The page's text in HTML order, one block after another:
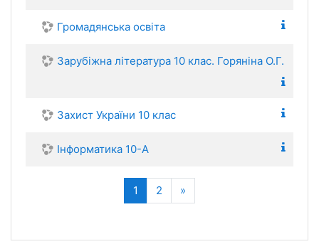
Громадянська освіта
Зарубіжна література 10 клас. Горяніна О.Г.
Захист України 10 клас
Інформатика 10-А
1 (поточний)
2 »